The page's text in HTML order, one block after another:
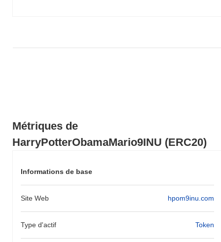
Métriques de
HarryPotterObamaMario9INU (ERC20)
Informations de base
Site Web hpom9inu.com
Type d'actif Token
Quel est le volume de trading quotidien actuel de
HarryPotterObamaMario9INU ?
Au cours des dernières 24 heures, le volume de trading de
HarryPotterObamaMario9INU ?
Plus Haut Historique (ATH) :
Plus Bas Historique (ATL) :€0.00